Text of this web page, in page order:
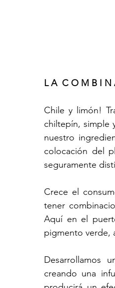
L A  C O M B I N
Chile y limón!
chiltepín, simple
nuestro
colocación del
seguramente
Crece el
tener
Aquí en el
pigmento verde,
Desarrollamos
creando una